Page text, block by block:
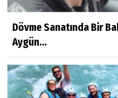
Dövme Sanatında Bir
Aygün...